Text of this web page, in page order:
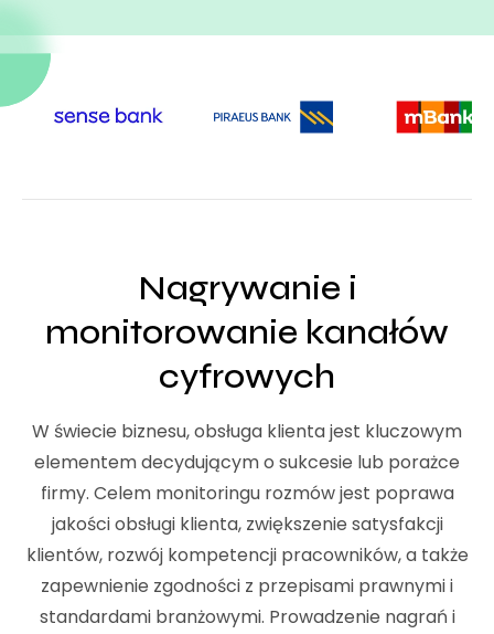
Nagrywanie i
monitorowanie kanałów
cyfrowych
W świecie biznesu, obsługa klienta jest kluczowym
elementem decydującym o sukcesie lub porażce
firmy. Celem monitoringu rozmów jest poprawa
jakości obsługi klienta, zwiększenie satysfakcji
klientów, rozwój kompetencji pracowników, a także
zapewnienie zgodności z przepisami prawnymi i
standardami branżowymi. Prowadzenie nagrań i